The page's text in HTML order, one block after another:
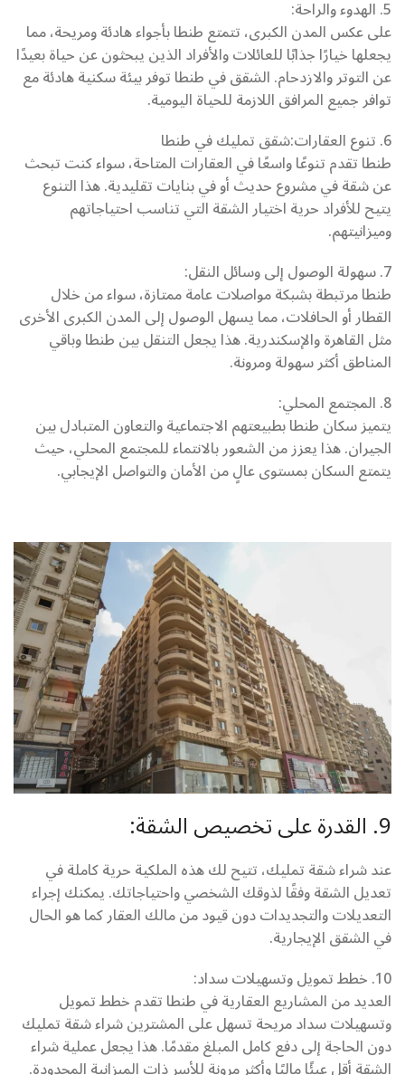
5. الهدوء والراحة:
على عكس المدن الكبرى، تتمتع طنطا بأجواء هادئة ومريحة، مما
يجعلها خيارًا جذابًا للعائلات والأفراد الذين يبحثون عن حياة بعيدًا
عن التوتر والازدحام. الشقق في طنطا توفر بيئة سكنية هادئة مع
توافر جميع المرافق اللازمة للحياة اليومية.
6. تنوع العقارات:شقق تمليك في طنطا
طنطا تقدم تنوعًا واسعًا في العقارات المتاحة، سواء كنت تبحث
عن شقة في مشروع حديث أو في بنايات تقليدية. هذا التنوع
يتيح للأفراد حرية اختيار الشقة التي تناسب احتياجاتهم
وميزانيتهم.
7. سهولة الوصول إلى وسائل النقل:
طنطا مرتبطة بشبكة مواصلات عامة ممتازة، سواء من خلال
القطار أو الحافلات، مما يسهل الوصول إلى المدن الكبرى الأخرى
مثل القاهرة والإسكندرية. هذا يجعل التنقل بين طنطا وباقي
المناطق أكثر سهولة ومرونة.
8. المجتمع المحلي:
يتميز سكان طنطا بطبيعتهم الاجتماعية والتعاون المتبادل بين
الجيران. هذا يعزز من الشعور بالانتماء للمجتمع المحلي، حيث
يتمتع السكان بمستوى عالٍ من الأمان والتواصل الإيجابي.
9. القدرة على تخصيص الشقة:
عند شراء شقة تمليك، تتيح لك هذه الملكية حرية كاملة في
تعديل الشقة وفقًا لذوقك الشخصي واحتياجاتك. يمكنك إجراء
التعديلات والتجديدات دون قيود من مالك العقار كما هو الحال
في الشقق الإيجارية.
10. خطط تمويل وتسهيلات سداد:
العديد من المشاريع العقارية في طنطا تقدم خطط تمويل
وتسهيلات سداد مريحة تسهل على المشترين شراء شقة تمليك
دون الحاجة إلى دفع كامل المبلغ مقدمًا. هذا يجعل عملية شراء